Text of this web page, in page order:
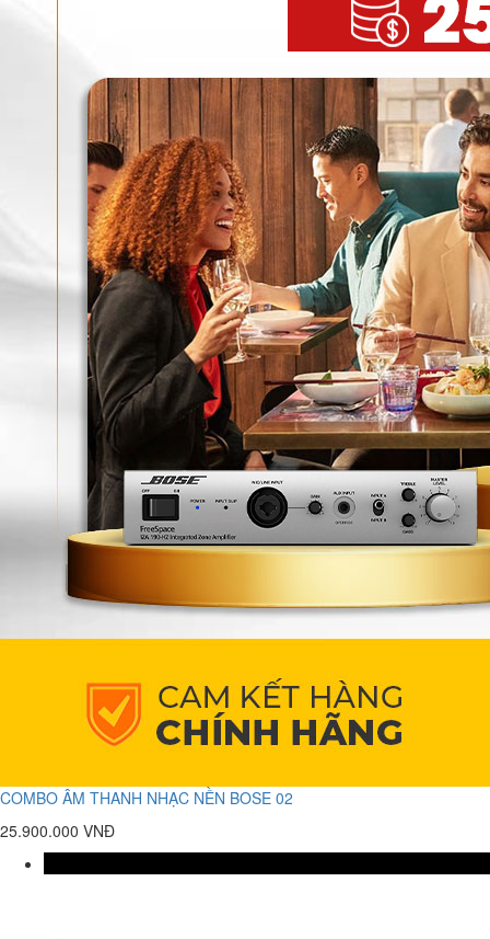
COMBO ÂM THANH NHẠC NỀN BOSE 02
25.900.000 VNĐ